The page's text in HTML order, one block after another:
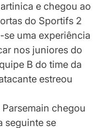
e chegou ao
do Sportifs 2
se uma experiência
nos juniores do
B do time da
estreou
chegou
seguinte se